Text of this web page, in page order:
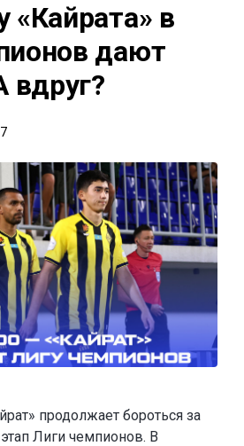
«Кайрата» в
дают
вдруг?
продолжает бороться за
Лиги чемпионов. В